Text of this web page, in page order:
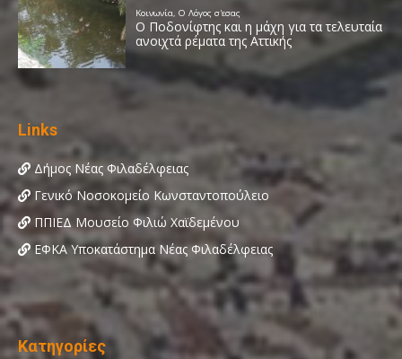
Links
Δήμος Νέας Φιλαδέλφειας
Γενικό Νοσοκομείο Κωνσταντοπούλειο
ΠΠΙΕΔ Μουσείο Φιλιώ Χαϊδεμένου
ΕΦΚΑ Υποκατάστημα Νέας Φιλαδέλφειας
Κατηγορίες